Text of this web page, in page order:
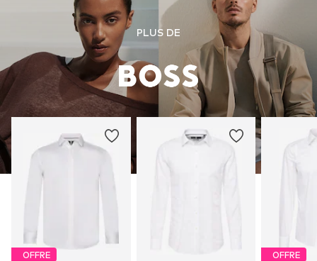
PLUS DE
OFFRE OFFRE